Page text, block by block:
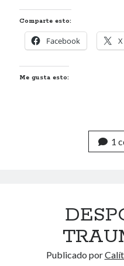
Archivos
4colors
El hombre que comía
Patada al diccionario
Una vida vulgar
Comparte esto:
Facebook X
Me gusta esto:
1
Publicado por